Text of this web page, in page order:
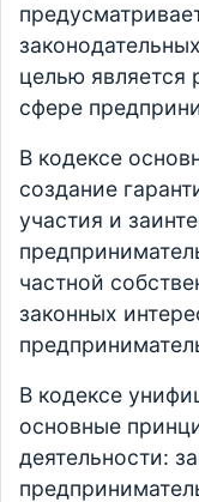
целью является
сфере
В кодексе
создание
участия и
частной
законных
В кодексе
основные
деятельности: